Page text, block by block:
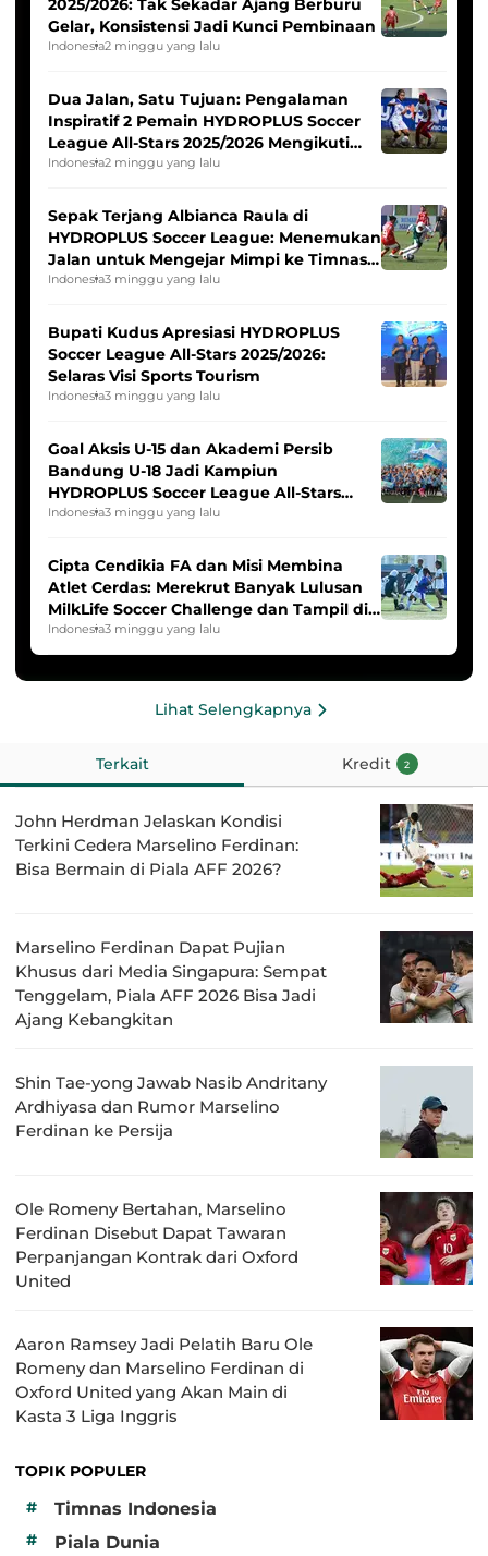
2025/2026: Tak Sekadar Ajang Berburu
Gelar, Konsistensi Jadi Kunci Pembinaan
Indonesia2 minggu yang lalu
Dua Jalan, Satu Tujuan: Pengalaman
Inspiratif 2 Pemain HYDROPLUS Soccer
League All-Stars 2025/2026 Mengikuti
Seleksi Timnas Indonesia Putri
Indonesia2 minggu yang lalu
Sepak Terjang Albianca Raula di
HYDROPLUS Soccer League: Menemukan
Jalan untuk Mengejar Mimpi ke Timnas
Indonesia Putri
Indonesia3 minggu yang lalu
Bupati Kudus Apresiasi HYDROPLUS
Soccer League All-Stars 2025/2026:
Selaras Visi Sports Tourism
Indonesia3 minggu yang lalu
Goal Aksis U-15 dan Akademi Persib
Bandung U-18 Jadi Kampiun
HYDROPLUS Soccer League All-Stars
2025/2026
Indonesia3 minggu yang lalu
Cipta Cendikia FA dan Misi Membina
Atlet Cerdas: Merekrut Banyak Lulusan
MilkLife Soccer Challenge dan Tampil di
HYDROPLUS Soccer League
Indonesia3 minggu yang lalu
Lihat Selengkapnya
Terkait Kredit 2
John Herdman Jelaskan Kondisi
Terkini Cedera Marselino Ferdinan:
Bisa Bermain di Piala AFF 2026?
Marselino Ferdinan Dapat Pujian
Khusus dari Media Singapura: Sempat
Tenggelam, Piala AFF 2026 Bisa Jadi
Ajang Kebangkitan
Shin Tae-yong Jawab Nasib Andritany
Ardhiyasa dan Rumor Marselino
Ferdinan ke Persija
Ole Romeny Bertahan, Marselino
Ferdinan Disebut Dapat Tawaran
Perpanjangan Kontrak dari Oxford
United
Aaron Ramsey Jadi Pelatih Baru Ole
Romeny dan Marselino Ferdinan di
Oxford United yang Akan Main di
Kasta 3 Liga Inggris
TOPIK POPULER
#
Timnas Indonesia
# Piala Dunia